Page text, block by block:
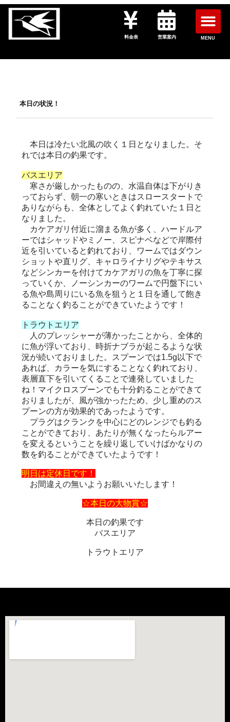
料金表 営業案内 MENU
本日の状況！
本日は冷たい北風の吹く１日となりました。そ
れでは本日の釣果です。
バスエリア
寒さが厳しかったものの、水温自体は下がりき
っておらず、朝一の寒いときはスロースタートで
ありながらも、全体としてよく釣れていた１日と
なりました。
カケアガリ付近に溜まる魚が多く、ハードルア
ーではシャッドやミノー、スピナベなどで岸際付
近を引いていると釣れており、ワームではダウン
ショットや直リグ、キャロライナリグやテキサス
などシンカーを付けてカケアガリの魚を丁寧に探
っていくか、ノーシンカーのワームで円盤下にい
る魚や島周りにいる魚を狙うと１日を通して飽き
ることなく釣ることができていたようです！
トラウトエリア
人のプレッシャーが薄かったことから、全体的
に魚が浮いており、時折ナブラが起こるような状
況が続いておりました。スプーンでは1.5g以下で
あれば、カラーを気にすることなく釣れており、
表層直下を引いてくることで連発していました
ね！マイクロスプーンでも十分釣ることができて
おりましたが、風が強かったため、少し重めのス
プーンの方が効果的であったようです。
プラグはクランクを中心にどのレンジでも釣る
ことができており、あたりが無くなったらルアー
を変えるということを繰り返していけばかなりの
数を釣ることができていたようです！
明日は定休日です！
お間違えの無いようお願いいたします！
☆本日の大物賞☆
本日の釣果です
バスエリア
トラウトエリア